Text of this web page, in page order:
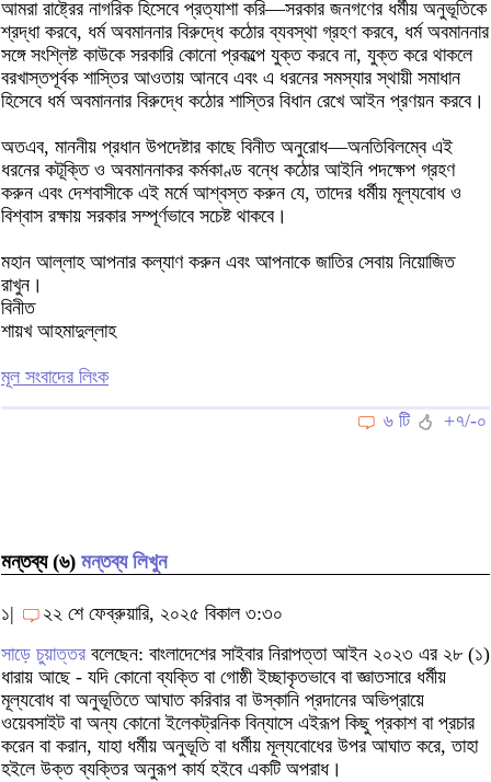
আমরা রাষ্ট্রের নাগরিক হিসেবে প্রত্যাশা করি—সরকার জনগণের ধর্মীয় অনুভূতিকে
শ্রদ্ধা করবে, ধর্ম অবমাননার বিরুদ্ধে কঠোর ব্যবস্থা গ্রহণ করবে, ধর্ম অবমাননার
সঙ্গে সংশ্লিষ্ট কাউকে সরকারি কোনো প্রকল্পে যুক্ত করবে না, যুক্ত করে থাকলে
বরখাস্তপূর্বক শাস্তির আওতায় আনবে এবং এ ধরনের সমস্যার স্থায়ী সমাধান
হিসেবে ধর্ম অবমাননার বিরুদ্ধে কঠোর শাস্তির বিধান রেখে আইন প্রণয়ন করবে।
অতএব, মাননীয় প্রধান উপদেষ্টার কাছে বিনীত অনুরোধ—অনতিবিলম্বে এই
ধরনের কটূক্তি ও অবমাননাকর কর্মকাণ্ড বন্ধে কঠোর আইনি পদক্ষেপ গ্রহণ
করুন এবং দেশবাসীকে এই মর্মে আশ্বস্ত করুন যে, তাদের ধর্মীয় মূল্যবোধ ও
বিশ্বাস রক্ষায় সরকার সম্পূর্ণভাবে সচেষ্ট থাকবে।
মহান আল্লাহ আপনার কল্যাণ করুন এবং আপনাকে জাতির সেবায় নিয়োজিত
রাখুন।
বিনীত
শায়খ আহমাদুল্লাহ
মূল সংবাদের লিংক
৬ টি
+৭/-০
মন্তব্য (৬) মন্তব্য লিখুন
১|
২২ শে ফেব্রুয়ারি, ২০২৫ বিকাল ৩:৩০
সাড়ে চুয়াত্তর বলেছেন: বাংলাদেশের সাইবার নিরাপত্তা আইন ২০২৩ এর ২৮ (১)
ধারায় আছে - যদি কোনো ব্যক্তি বা গোষ্ঠী ইচ্ছাকৃতভাবে বা জ্ঞাতসারে ধর্মীয়
মূল্যবোধ বা অনুভূতিতে আঘাত করিবার বা উস্কানি প্রদানের অভিপ্রায়ে
ওয়েবসাইট বা অন্য কোনো ইলেকট্রনিক বিন্যাসে এইরূপ কিছু প্রকাশ বা প্রচার
করেন বা করান, যাহা ধর্মীয় অনুভূতি বা ধর্মীয় মূল্যবোধের উপর আঘাত করে, তাহা
হইলে উক্ত ব্যক্তির অনুরূপ কার্য হইবে একটি অপরাধ।